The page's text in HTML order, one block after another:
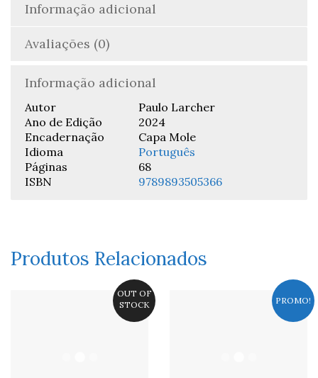
Informação adicional
Avaliações (0)
Informação adicional
Autor
Paulo Larcher
Ano de Edição
2024
Encadernação
Capa Mole
Idioma
Português
Páginas
68
ISBN
9789893505366
Produtos Relacionados
OUT OF
STOCK
PROMO!